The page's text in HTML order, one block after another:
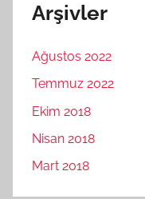
Arşivler
Ağustos 2022
Temmuz 2022
Ekim 2018
Nisan 2018
Mart 2018